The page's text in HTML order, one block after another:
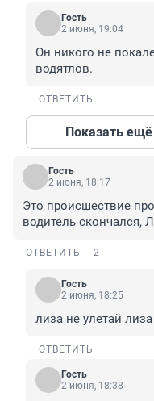
Гость
2 июня, 19:04
Он никого не
водятлов.
ОТВЕТИТЬ
Показать ещё
Гость
2 июня, 18:17
Это происшествие
водитель скончался,
ОТВЕТИТЬ 2
Гость
2 июня, 18:25
лиза не улетай
ОТВЕТИТЬ
Гость
2 июня, 18:38